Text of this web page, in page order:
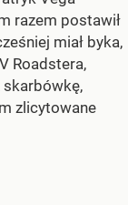
razem postawił
miał byka,
Roadstera,
skarbówkę,
zlicytowane